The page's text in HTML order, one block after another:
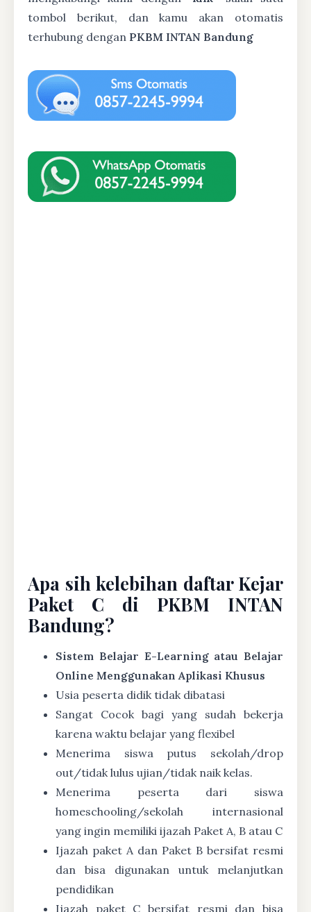
tombol berikut, dan kamu akan otomatis
terhubung dengan PKBM INTAN Bandung
Apa sih kelebihan daftar Kejar
Paket C di PKBM INTAN
Bandung?
Sistem Belajar E-Learning atau Belajar
Online Menggunakan Aplikasi Khusus
Usia peserta didik tidak dibatasi
Sangat Cocok bagi yang sudah bekerja
karena waktu belajar yang flexibel
Menerima siswa putus sekolah/drop
out/tidak lulus ujian/tidak naik kelas.
Menerima peserta dari siswa
homeschooling/sekolah internasional
yang ingin memiliki ijazah Paket A, B atau C
Ijazah paket A dan Paket B bersifat resmi
dan bisa digunakan untuk melanjutkan
pendidikan
Ijazah paket C bersifat resmi dan bisa